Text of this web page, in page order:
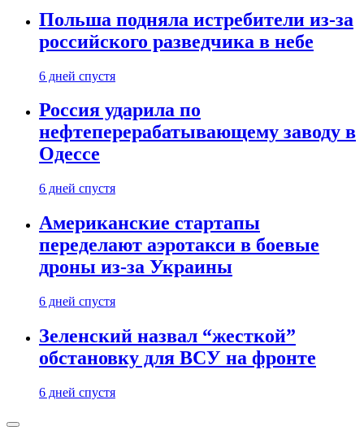
Польша подняла истребители из-за
российского разведчика в небе
6 дней спустя
Россия ударила по
нефтеперерабатывающему заводу в
Одессе
6 дней спустя
Американские стартапы
переделают аэротакси в боевые
дроны из-за Украины
6 дней спустя
Зеленский назвал “жесткой”
обстановку для ВСУ на фронте
6 дней спустя